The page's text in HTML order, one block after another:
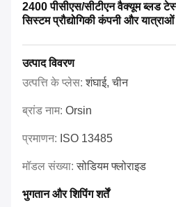
2400 पीसीएस/सीटीएन वैक्यूम ब्लड
सिस्टम प्रौद्योगिकी कंपनी और
उत्पाद विवरण
उत्पत्ति के प्लेस:शंघाई, चीन
ब्रांड नाम: Orsin
प्रमाणन: ISO 13485
मॉडल संख्या:सोडियम फ्लोराइड
भुगतान और शिपिंग शर्तें